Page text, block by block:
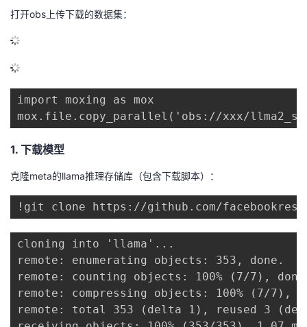
打开obs上传下载的数据集：
import moxing as mox
1. 下载模型
克隆meta的llama推理存储库（包含下载脚本）：
cloning into 'llama'...
remote: enumerating objects: 353, done.
remote: counting objects: 100% (7/7),
remote: compressing objects: 100% (7/7),
remote: total 353 (delta 1), reused 3